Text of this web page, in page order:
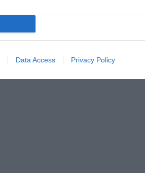
Data Access Privacy Policy